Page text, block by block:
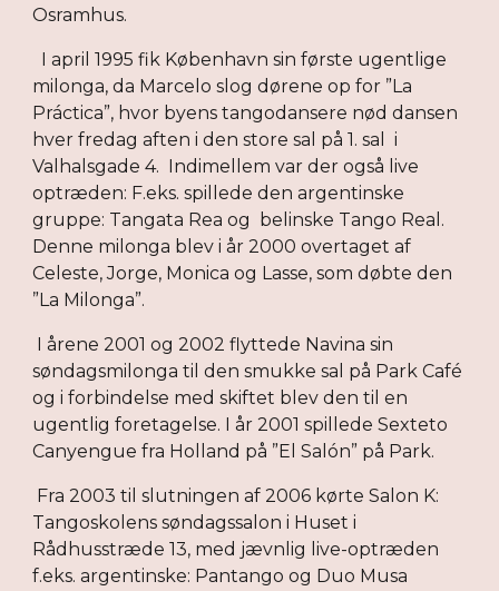
Osramhus.
milonga, da Marcelo slog dørene op for ”La
Práctica”, hvor byens tangodansere nød dansen
hver fredag aften i den store sal på 1. sal  i
Valhalsgade 4.  Indimellem var der også live
optræden: F.eks. spillede den argentinske
gruppe: Tangata Rea og  belinske Tango Real.
Denne milonga blev i år 2000 overtaget af
Celeste, Jorge, Monica og Lasse, som døbte den
”La Milonga”.
søndagsmilonga til den smukke sal på Park Café
og i forbindelse med skiftet blev den til en
ugentlig foretagelse. I år 2001 spillede Sexteto
Canyengue fra Holland på ”El Salón” på Park.
Tangoskolens søndagssalon i Huset i
Rådhusstræde 13, med jævnlig live-optræden
f.eks. argentinske: Pantango og Duo Musa